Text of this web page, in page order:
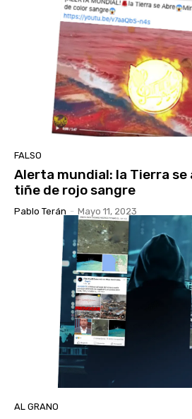
FALSO
Alerta mundial: la Tierra se
tiñe de rojo sangre
Pablo Terán - Mayo 11, 2023
AL GRANO